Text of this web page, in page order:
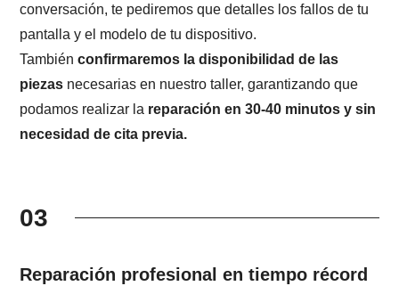
conversación, te pediremos que detalles los fallos de tu
pantalla y el modelo de tu dispositivo.
Tambiénconfirmaremos la disponibilidad de las
piezas necesarias en nuestro taller, garantizando que
podamos realizar la reparación en 30-40 minutos y sin
necesidad de cita previa.
03
Reparación profesional en tiempo récord